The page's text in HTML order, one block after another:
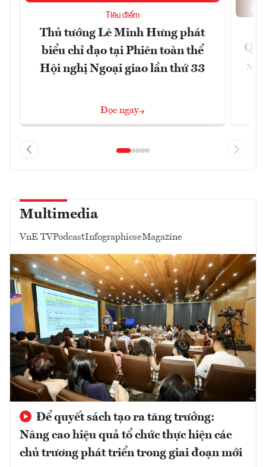
Tiêu điểm
Thủ tướng Lê Minh Hưng phát
biểu chỉ đạo tại Phiên toàn thể
Hội nghị Ngoại giao lần thứ 33
Đọc ngay
Multimedia
VnE TVPodcastInfographicseMagazine
Để quyết sách tạo ra tăng trưởng:
Nâng cao hiệu quả tổ chức thực hiện các
chủ trương phát triển trong giai đoạn mới